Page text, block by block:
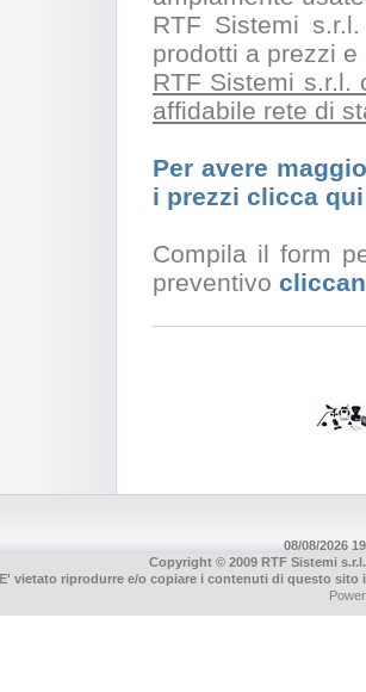
RTF Sistemi
prodotti a prezzi
RTF Sistemi s.r.l.
affidabile rete di
Per avere
i prezzi clicca qui
Compila il form
preventivo
08/08/2026
Copyright © 2009 RTF Sistemi
E' vietato riprodurre e/o copiare i contenuti di questo